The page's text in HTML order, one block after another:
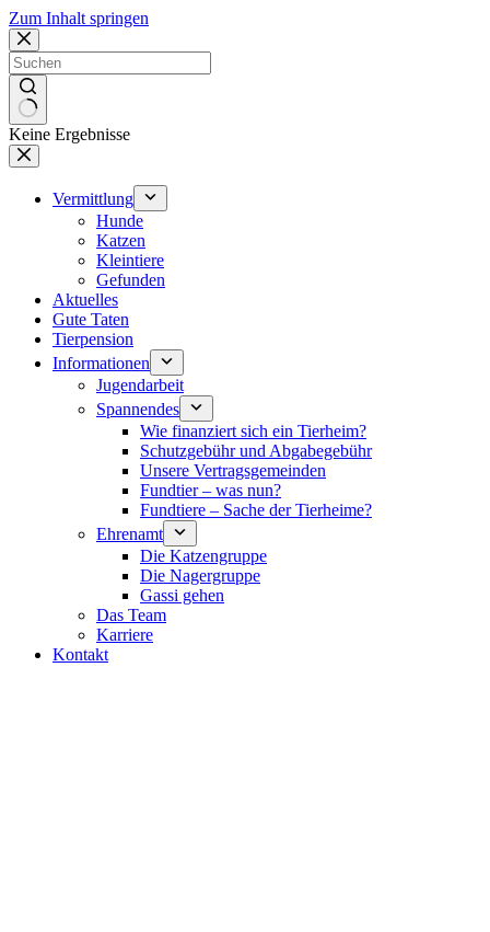
Zum Inhalt springen
Keine Ergebnisse
Vermittlung
Hunde
Katzen
Kleintiere
Gefunden
Aktuelles
Gute Taten
Tierpension
Informationen
Jugendarbeit
Spannendes
Wie finanziert sich ein Tierheim?
Schutzgebühr und Abgabegebühr
Unsere Vertragsgemeinden
Fundtier – was nun?
Fundtiere – Sache der Tierheime?
Ehrenamt
Die Katzengruppe
Die Nagergruppe
Gassi gehen
Das Team
Karriere
Kontakt